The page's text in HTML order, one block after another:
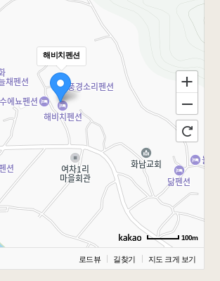
해비치펜션
100m
로드뷰 길찾기 지도 크게 보기